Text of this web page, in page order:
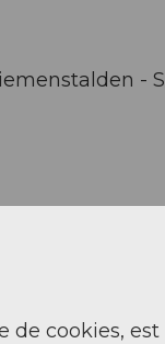
-
de cookies,